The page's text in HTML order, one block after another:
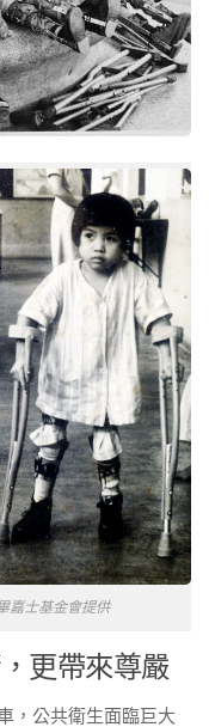
嘉士基金會提供
更帶來尊嚴
，公共衛生面臨巨大